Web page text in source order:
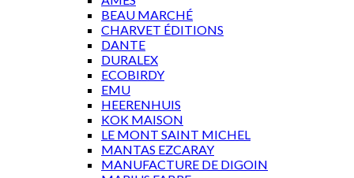
BEAU MARCHÉ
CHARVET ÉDITIONS
DANTE
DURALEX
ECOBIRDY
EMU
HEERENHUIS
KOK MAISON
LE MONT SAINT MICHEL
MANTAS EZCARAY
MANUFACTURE DE DIGOIN